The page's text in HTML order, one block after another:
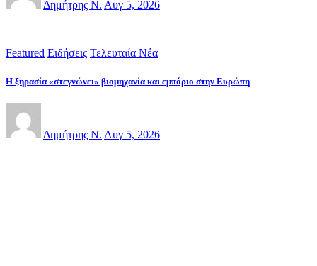
Δημήτρης Ν. Αυγ 5, 2026
Featured Ειδήσεις Τελευταία Νέα
Η ξηρασία «στεγνώνει» βιομηχανία και εμπόριο στην Ευρώπη
Δημήτρης Ν. Αυγ 5, 2026